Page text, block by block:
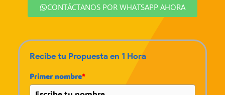
CONTÁCTANOS POR WHATSAPP AHORA
Recibe tu Propuesta en 1 Hora
Primer nombre*